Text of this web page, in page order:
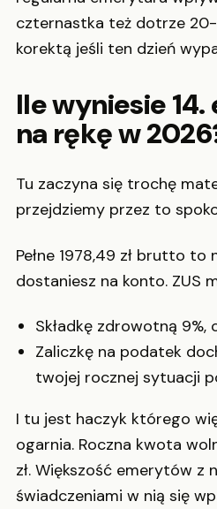
czternastka też dotrze
korektą jeśli ten dzień
Ile wyniesie
na rękę w
Tu zaczyna się trochę
przejdziemy przez to
Pełne 1978,49 zł brutto
dostaniesz na konto. ZUS
Składkę zdrowotną 9%,
Zaliczkę na podatek
twojej rocznej sytuacji
I tu jest haczyk którego
ogarnia. Roczna kwota
zł. Większość emerytów z
świadczeniami w nią się